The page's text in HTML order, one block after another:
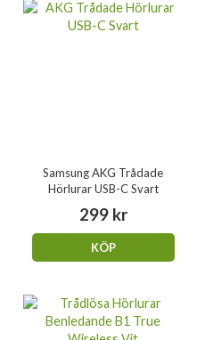
Samsung AKG Trådade
Hörlurar USB-C Svart
299 kr
KÖP